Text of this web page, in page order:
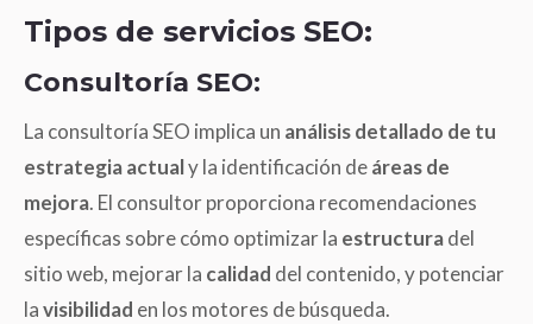
Tipos de servicios SEO:
Consultoría SEO:
La consultoría SEO implica un análisis detallado de tu
estrategia actualy la identificación deáreas de
mejora. El consultor proporciona recomendaciones
específicas sobre cómo optimizar la estructuradel
sitio web, mejorar la calidad del contenido, y potenciar
lavisibilidad en los motores de búsqueda.